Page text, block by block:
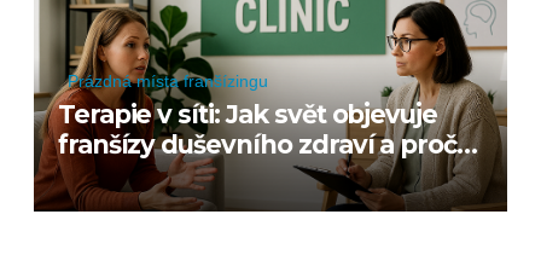
Prázdná místa franšízingu
Terapie v síti: Jak svět objevuje
franšízy duševního zdraví a proč
je u nás zatím ticho